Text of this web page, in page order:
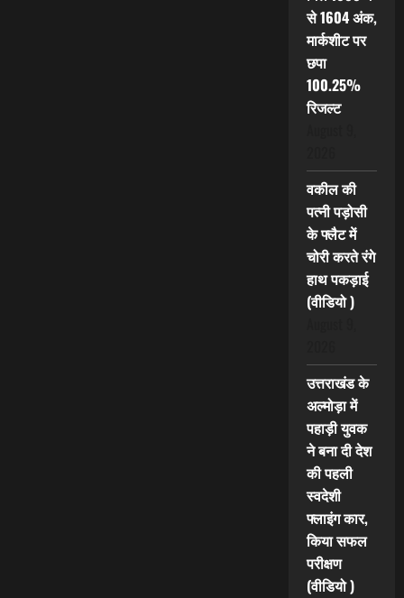
से 1604 अंक,
मार्कशीट पर
छपा
100.25%
रिजल्ट
वकील की
पत्नी पड़ोसी
के फ्लैट में
चोरी करते रंगे
हाथ पकड़ाई
(वीडियो )
उत्तराखंड के
अल्मोड़ा में
पहाड़ी युवक
ने बना दी देश
की पहली
स्वदेशी
फ्लाइंग कार,
किया सफल
परीक्षण
(वीडियो )